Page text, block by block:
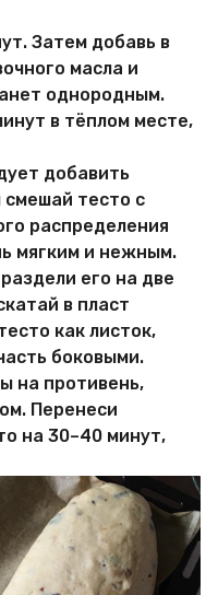
Затем добавь в
масла и
однородным.
в тёплом месте,
добавить
тесто с
распределения
мягким и нежным.
его на две
в пласт
как листок,
боковыми.
на противень,
Перенеси
на 30–40 минут,